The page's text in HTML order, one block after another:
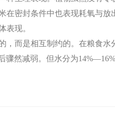
密封条件中也表现耗氧与
表现。
而是相互制约的。在粮食
骤然减弱。但水分为